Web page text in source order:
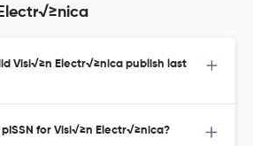
Visi√≥n Electr√≥nica publish last
for Visi√≥n Electr√≥nica?